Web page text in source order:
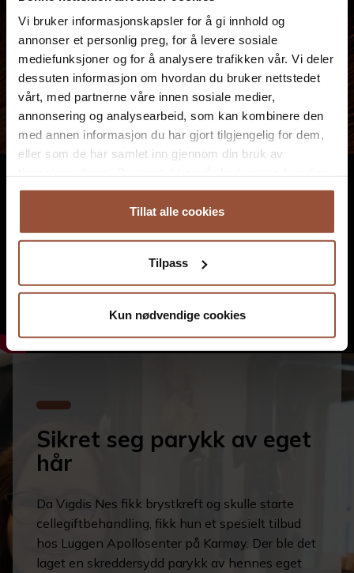
Vi bruker informasjonskapsler for å gi innhold og
annonser et personlig preg, for å levere sosiale
mediefunksjoner og for å analysere trafikken vår. Vi deler
dessuten informasjon om hvordan du bruker nettstedet
vårt, med partnerne våre innen sosiale medier,
annonsering og analysearbeid, som kan kombinere den
med annen informasjon du har gjort tilgjengelig for dem,
eller som de har samlet inn gjennom din bruk av
informasjonskapsler ved å bruke nettstedet vårt.
Tillat alle cookies
Tilpass
Kun nødvendige cookies
Sikret seg parykk av eget
hår
Da Vigdis Nes fikk brystkreft og skulle starte
cellegiftbehandling, fikk hun et spesielt tilbud
hos Luggen Apollosenter på Karmøy. Der ble det
laget en skreddersydd parykk av hennes eget